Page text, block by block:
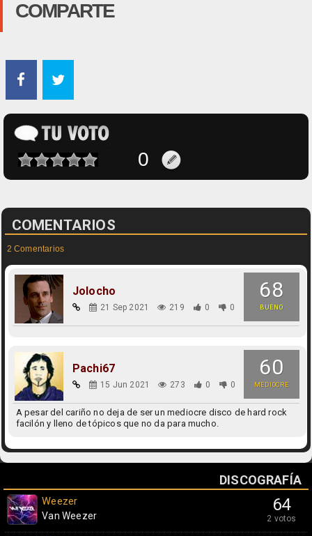
COMPARTE
COMENTARIOS
2 Comentarios
68
BUENO
Jolocho
21 Sep 2021 219 0 0
60
MEDIOCRE
Pachi67
15 Jun 2021 273 0 0
A pesar del cariño no deja de ser un mediocre disco de hard rock
facilón y lleno de tópicos que no da para mucho.
DISCOGRAFÍA
64
2 votos
Weezer
Van Weezer